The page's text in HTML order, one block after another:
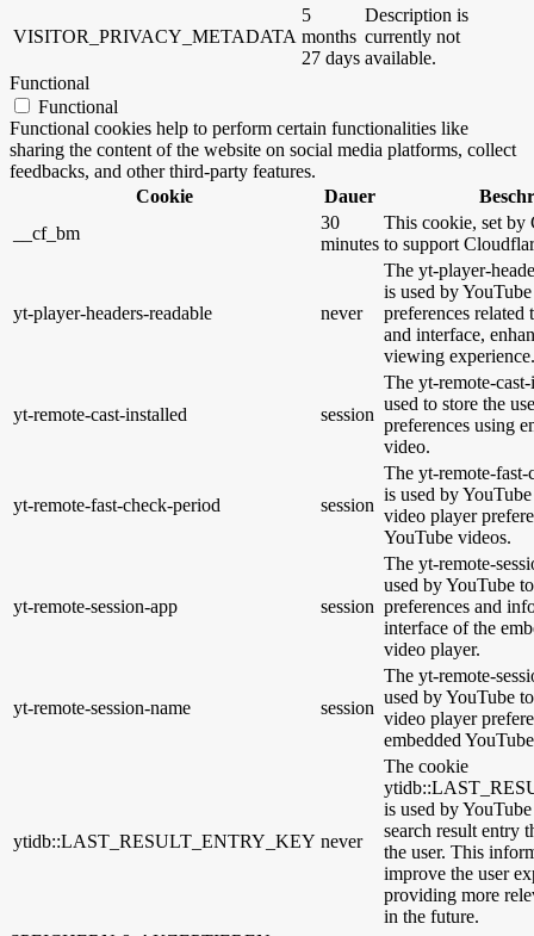
VISITOR_PRIVACY_METADATA
5
months
27 days
Description is
currently not
available.
Functional
Functional
Functional cookies help to perform certain functionalities like
sharing the content of the website on social media platforms, collect
feedbacks, and other third-party features.
Cookie
Dauer
__cf_bm
30
minutes
This cookie, set by
to support
yt-player-headers-readable never
The yt-player-
is used by
preferences
and interface,
viewing experience.
yt-remote-cast-installed session
The yt-remote-
used to store the
preferences using
video.
yt-remote-fast-check-period session
The yt-remote-
is used by
video player
YouTube videos.
yt-remote-session-app session
The yt-remote-
used by YouTube
preferences and
interface of the
video player.
yt-remote-session-name session
The yt-remote-
used by YouTube
video player
embedded
ytidb::LAST_RESULT_ENTRY_KEY never
The cookie
is used by
search result entry
the user. This
improve the user
providing more
in the future.